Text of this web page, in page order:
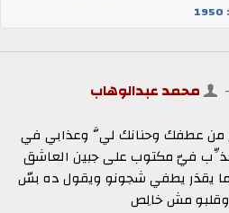
1950
- محمد عبدالوهاب
من عطفك وحنانك ليَّ وعذابي في
فيّ مكتوب على جبين العاشق
ما يقدَر يطفي شجونو ويقول ده بسّ
وقلبو مش خالِص